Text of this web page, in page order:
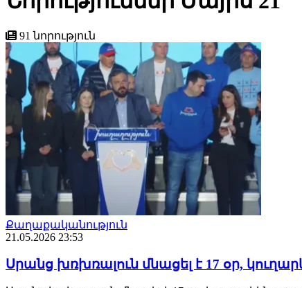
91 նորություն
Քաղաքականություն
21.05.2026 23:53
Սրանց խռխռալուն մնացել է 17 օր,